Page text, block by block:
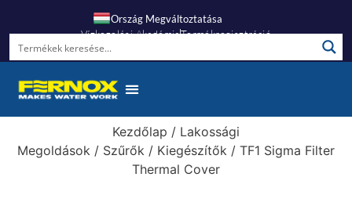
Ország Megváltoztatása
Vízkezelési AkadémiaTermékregisztráció
Kezdőlap / Lakossági
Megoldások / Szűrők / Kiegészítők / TF1 Sigma Filter
Thermal Cover